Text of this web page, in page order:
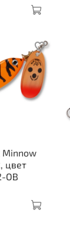
Minnow
цвет
OB